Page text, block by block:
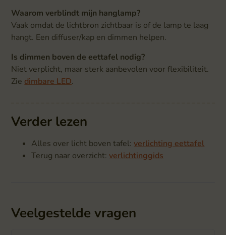
Waarom verblindt mijn hanglamp?
Vaak omdat de lichtbron zichtbaar is of de lamp te laag
hangt. Een diffuser/kap en dimmen helpen.
Is dimmen boven de eettafel nodig?
Niet verplicht, maar sterk aanbevolen voor flexibiliteit.
Zie dimbare LED.
Verder lezen
Alles over licht boven tafel:verlichting eettafel
Terug naar overzicht:verlichtinggids
Veelgestelde vragen